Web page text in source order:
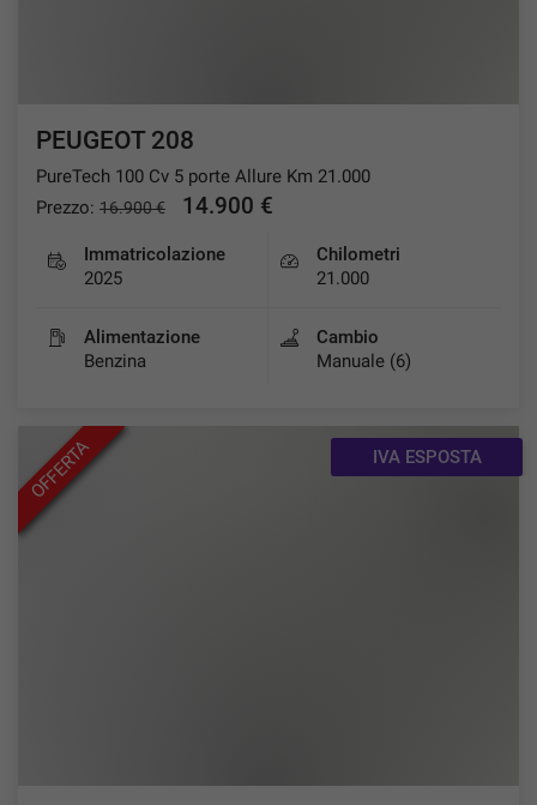
PEUGEOT 208
PureTech 100 Cv 5 porte Allure Km 21.000
Prezzo: 16.900 € 14.900 €
Immatricolazione
2025
Chilometri
21.000
Alimentazione
Benzina
Cambio
Manuale (6)
OFFERTA IVA ESPOSTA